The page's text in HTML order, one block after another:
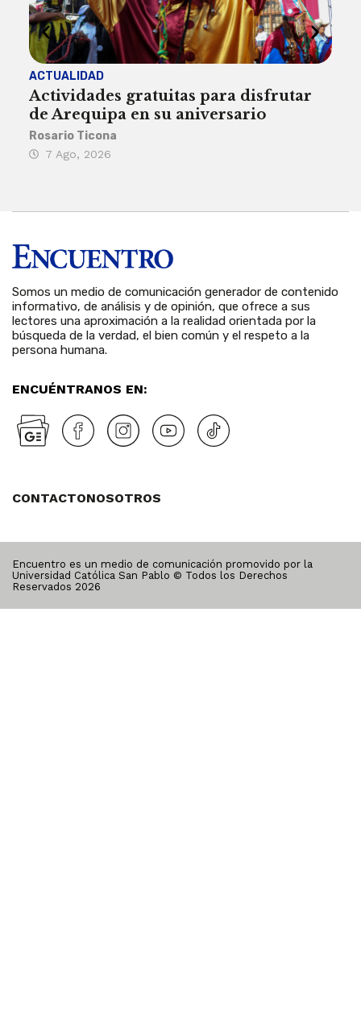
ACTUALIDAD
Actividades gratuitas para disfrutar
de Arequipa en su aniversario
Rosario Ticona
7 Ago, 2026
Somos un medio de comunicación generador de contenido
informativo, de análisis y de opinión, que ofrece a sus
lectores una aproximación a la realidad orientada por la
búsqueda de la verdad, el bien común y el respeto a la
persona humana.
ENCUÉNTRANOS EN:
CONTACTONOSOTROS
Encuentro es un medio de comunicación promovido por la
Universidad Católica San Pablo © Todos los Derechos
Reservados 2026